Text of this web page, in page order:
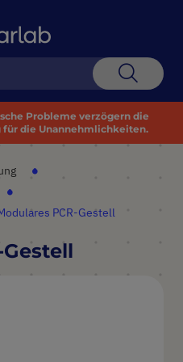
Probleme verzögern die
die Unannehmlichkeiten.
PCR-Gestell